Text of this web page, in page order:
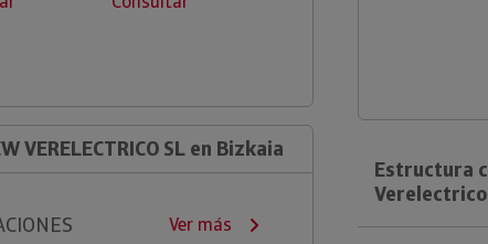
VERELECTRICO SL en Bizkaia
Ver más
Estructura
Verelectrico